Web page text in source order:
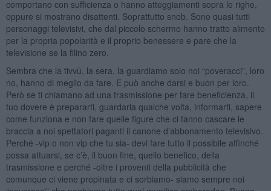
comportano con sufficienza o hanno atteggiamenti sopra le righe,
oppure si mostrano disattenti. Soprattutto snob. Sono quasi tutti
personaggi televisivi, che dal piccolo schermo hanno tratto alimento
per la propria popolarità e il proprio benessere e pare che la
televisione se la filino zero.
Sembra che la tivvù, la sera, la guardiamo solo noi “poveracci”, loro
no, hanno di meglio da fare. E può anche darsi e buon per loro.
Però se ti chiamano ad una trasmissione per fare beneficienza, il
tuo dovere è prepararti, guardarla qualche volta, informarti, sapere
come funziona e non fare quelle figure che ci fanno cascare le
braccia a noi spettatori paganti il canone d’abbonamento televisivo.
Perché -vip o non vip che tu sia- devi fare tutto il possibile affinché
possa attuarsi, se c’è, il buon fine, quello benefico, della
trasmissione e perché -oltre i proventi della pubblicità che
comunque ci viene propinata e ci sorbiamo- siamo sempre noi